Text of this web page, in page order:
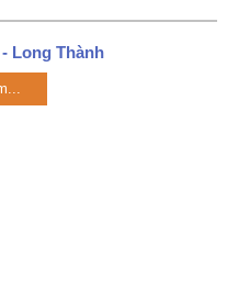
Long Thành